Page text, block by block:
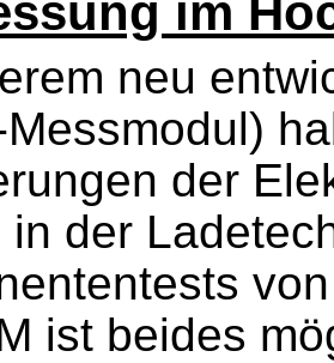
im
neu
der
in der
ist beides